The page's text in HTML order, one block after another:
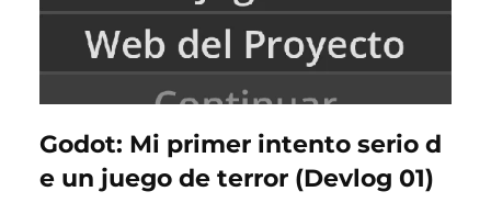
Godot: Mi primer intento serio d
e un juego de terror (Devlog 01)